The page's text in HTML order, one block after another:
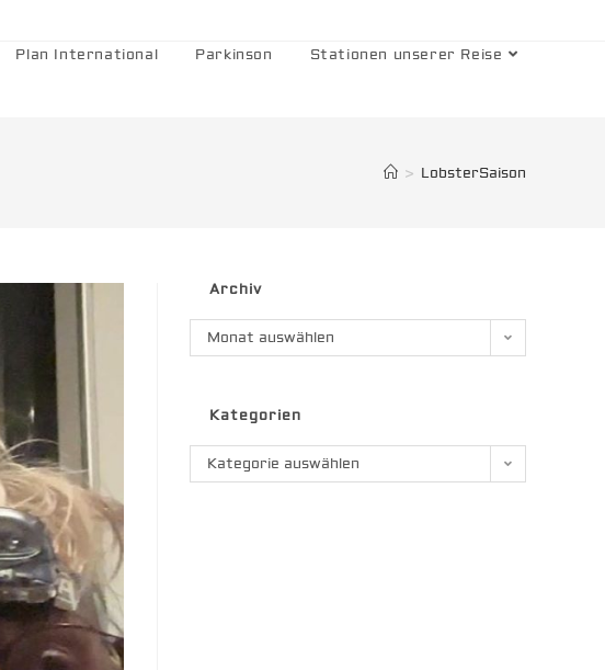
Plan International Parkinson Stationen unserer Reise
> LobsterSaison
Archiv
Archiv
Monat auswählen
Kategorien
Kategorien
Kategorie auswählen